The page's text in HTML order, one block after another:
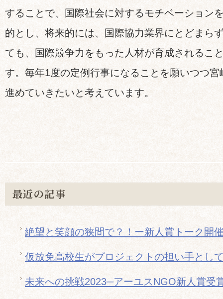
することで、国際社会に対するモチベーション
的とし、将来的には、国際協力業界にとどまら
ても、国際競争力をもった人材が育成されるこ
す。毎年1度の定例行事になることを願いつつ
進めていきたいと考えています。
最近の記事
絶望と笑顔の狭間で？！ー新人賞トーク開
仮放免高校生がプロジェクトの担い手とし
未来への挑戦2023─アーユスNGO新人賞受